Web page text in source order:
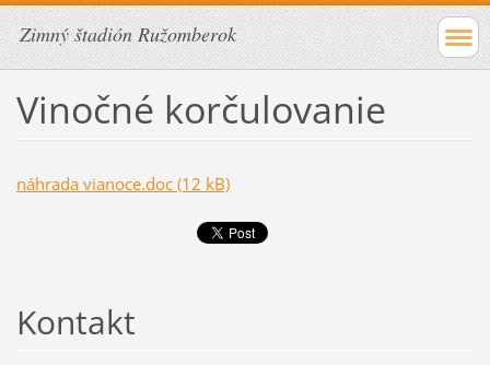
Zimný štadión Ružomberok
Vinočné korčulovanie
náhrada vianoce.doc (12 kB)
Kontakt